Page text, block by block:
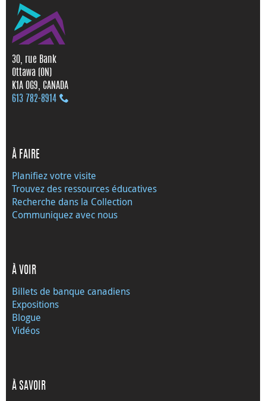
30, rue Bank
Ottawa (ON)
K1A 0G9, CANADA
613 782‑8914
À FAIRE
Planifiez votre visite
Trouvez des ressources éducatives
Recherche dans la Collection
Communiquez avec nous
À VOIR
Billets de banque canadiens
Expositions
Blogue
Vidéos
À SAVOIR